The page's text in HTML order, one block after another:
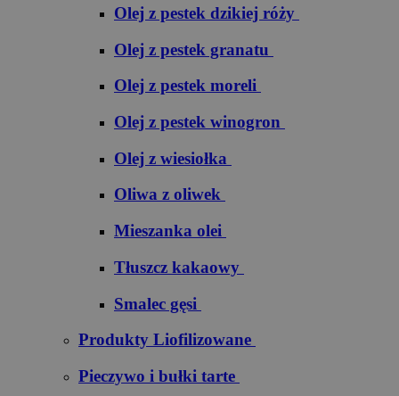
Olej z pestek dzikiej róży
Olej z pestek granatu
Olej z pestek moreli
Olej z pestek winogron
Olej z wiesiołka
Oliwa z oliwek
Mieszanka olei
Tłuszcz kakaowy
Smalec gęsi
Produkty Liofilizowane
Pieczywo i bułki tarte